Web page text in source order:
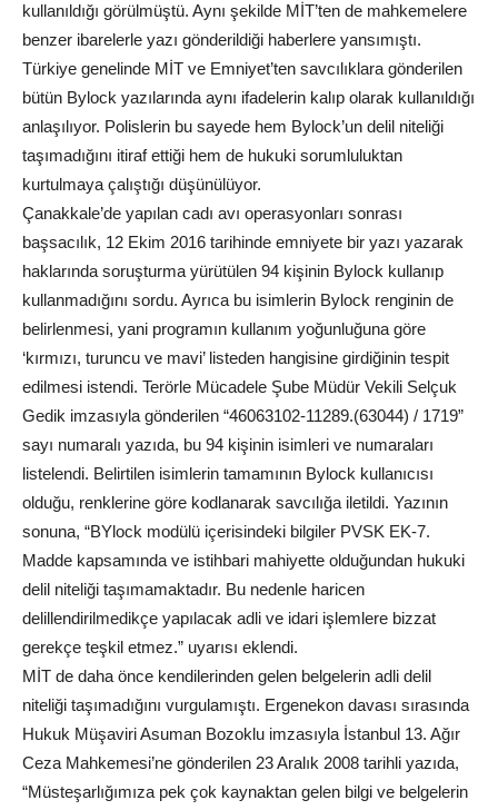
kullanıldığı görülmüştü. Aynı şekilde MİT’ten de mahkemelere
benzer ibarelerle yazı gönderildiği haberlere yansımıştı.
Türkiye genelinde MİT ve Emniyet’ten savcılıklara gönderilen
bütün Bylock yazılarında aynı ifadelerin kalıp olarak kullanıldığı
anlaşılıyor. Polislerin bu sayede hem Bylock’un delil niteliği
taşımadığını itiraf ettiği hem de hukuki sorumluluktan
kurtulmaya çalıştığı düşünülüyor.
Çanakkale’de yapılan cadı avı operasyonları sonrası
başsacılık, 12 Ekim 2016 tarihinde emniyete bir yazı yazarak
haklarında soruşturma yürütülen 94 kişinin Bylock kullanıp
kullanmadığını sordu. Ayrıca bu isimlerin Bylock renginin de
belirlenmesi, yani programın kullanım yoğunluğuna göre
‘kırmızı, turuncu ve mavi’ listeden hangisine girdiğinin tespit
edilmesi istendi. Terörle Mücadele Şube Müdür Vekili Selçuk
Gedik imzasıyla gönderilen “46063102-11289.(63044) / 1719”
sayı numaralı yazıda, bu 94 kişinin isimleri ve numaraları
listelendi. Belirtilen isimlerin tamamının Bylock kullanıcısı
olduğu, renklerine göre kodlanarak savcılığa iletildi. Yazının
sonuna, “BYlock modülü içerisindeki bilgiler PVSK EK-7.
Madde kapsamında ve istihbari mahiyette olduğundan hukuki
delil niteliği taşımamaktadır. Bu nedenle haricen
delillendirilmedikçe yapılacak adli ve idari işlemlere bizzat
gerekçe teşkil etmez.” uyarısı eklendi.
MİT de daha önce kendilerinden gelen belgelerin adli delil
niteliği taşımadığını vurgulamıştı. Ergenekon davası sırasında
Hukuk Müşaviri Asuman Bozoklu imzasıyla İstanbul 13. Ağır
Ceza Mahkemesi’ne gönderilen 23 Aralık 2008 tarihli yazıda,
“Müsteşarlığımıza pek çok kaynaktan gelen bilgi ve belgelerin